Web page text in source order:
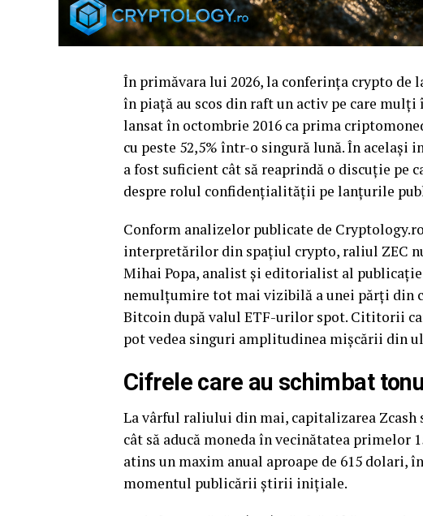
În primăvara lui 2026, la conferința crypto de
în piață au scos din raft un activ pe care
lansat în octombrie 2016 ca prima
cu peste 52,5% într-o singură lună. În același
a fost suficient cât să reaprindă o discuție pe
despre rolul confidențialității pe lanțurile
Conform analizelor publicate de
interpretărilor din spațiul crypto, raliul ZEC
Mihai Popa, analist și editorialist al
nemulțumire tot mai vizibilă a unei părți din
Bitcoin după valul ETF-urilor spot. Cititorii
pot vedea singuri amplitudinea mișcării din
Cifrele care au schimbat
La vârful raliului din mai, capitalizarea
cât să aducă moneda în vecinătatea primelor
atins un maxim anual aproape de 615 dolari,
momentul publicării știrii inițiale.